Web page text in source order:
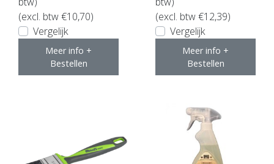
(excl. btw €10,70)
Vergelijk
Meer info +
Bestellen
(excl. btw €12,39)
Vergelijk
Meer info +
Bestellen